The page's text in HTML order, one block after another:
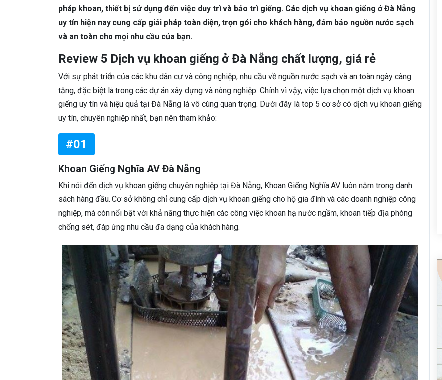
pháp khoan, thiết bị sử dụng đến việc duy trì và bảo trì giếng. Các dịch vụ khoan giếng ở Đà Nẵng
uy tín hiện nay cung cấp giải pháp toàn diện, trọn gói cho khách hàng, đảm bảo nguồn nước sạch
và an toàn cho mọi nhu cầu của bạn.
Review 5 Dịch vụ khoan giếng ở Đà Nẵng chất lượng, giá rẻ
Với sự phát triển của các khu dân cư và công nghiệp, nhu cầu về nguồn nước sạch và an toàn ngày càng
tăng, đặc biệt là trong các dự án xây dựng và nông nghiệp. Chính vì vậy, việc lựa chọn một dịch vụ khoan
giếng uy tín và hiệu quả tại Đà Nẵng là vô cùng quan trọng. Dưới đây là top 5 cơ sở có dịch vụ khoan giếng
uy tín, chuyên nghiệp nhất, bạn nên tham khảo:
#01
Khoan Giếng Nghĩa AV Đà Nẵng
Khi nói đến dịch vụ khoan giếng chuyên nghiệp tại Đà Nẵng, Khoan Giếng Nghĩa AV luôn nằm trong danh
sách hàng đầu. Cơ sở không chỉ cung cấp dịch vụ khoan giếng cho hộ gia đình và các doanh nghiệp công
nghiệp, mà còn nổi bật với khả năng thực hiện các công việc khoan hạ nước ngầm, khoan tiếp địa phòng
chống sét, đáp ứng nhu cầu đa dạng của khách hàng.